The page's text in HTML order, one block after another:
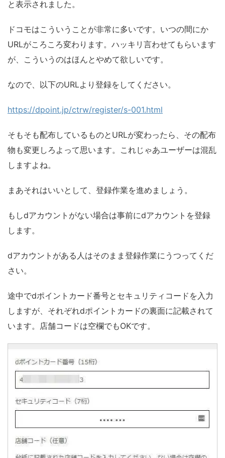
と表示されました。
ドコモはこういうことが非常に多いです。いつの間にか
URLがころころ変わります。ハッキリ言わせてもらいます
が、こういうのはほんとやめて欲しいです。
なので、以下のURLより登録をしてください。
https://dpoint.jp/ctrw/register/s-001.html
そもそも配布しているものとURLが変わったら、その配布
物も変更しろよって思います。これじゃあユーザーは混乱
しますよね。
まあそれはいいとして、登録作業を進めましょう。
もしdアカウントがない場合は事前にdアカウントを登録
します。
dアカウントがある人はそのまま登録作業にうつってくだ
さい。
途中でdポイントカード番号とセキュリティコードを入力
しますが、それぞれdポイントカードの裏面に記載されて
います。店舗コードは空欄でもOKです。